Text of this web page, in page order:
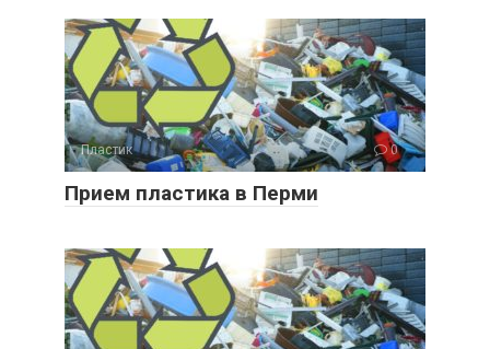
Пластик 0
Прием пластика в Перми